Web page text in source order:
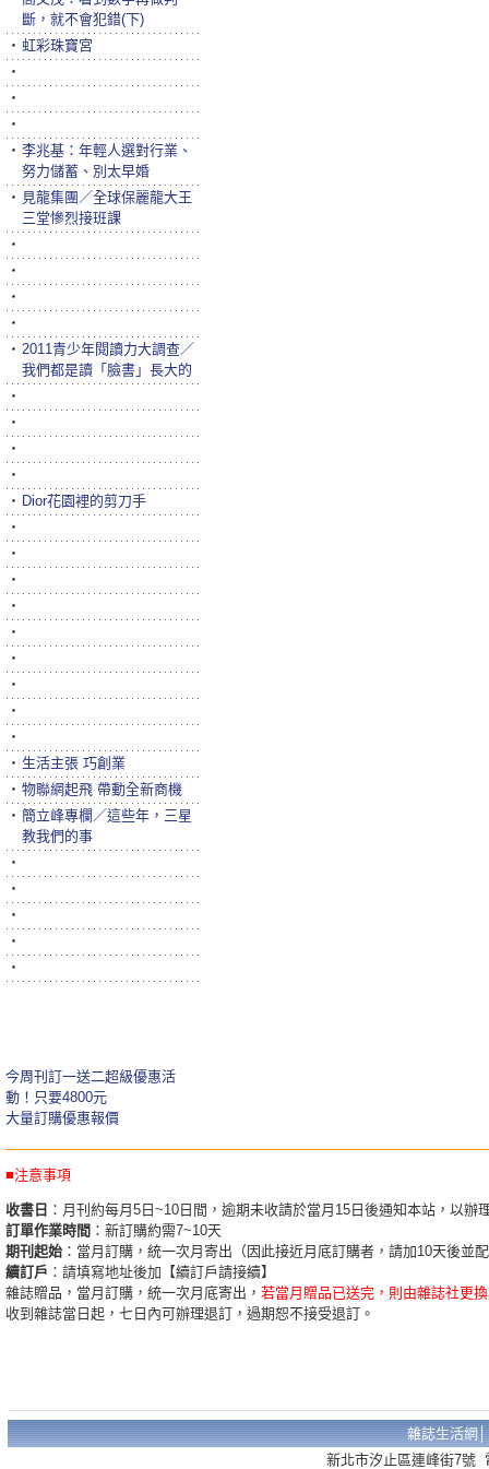
斷，就不會犯錯(下)
‧ 虹彩珠寶宮
‧
‧
‧
‧ 李兆基：年輕人選對行業、
努力儲蓄、別太早婚
‧ 見龍集團／全球保麗龍大王
三堂慘烈接班課
‧
‧
‧
‧
‧ 2011青少年閱讀力大調查／
我們都是讀「臉書」長大的
‧
‧
‧
‧
‧ Dior花園裡的剪刀手
‧
‧
‧
‧
‧
‧
‧
‧
‧
‧ 生活主張 巧創業
‧ 物聯網起飛 帶動全新商機
‧ 簡立峰專欄／這些年，三星
教我們的事
‧
‧
‧
‧
‧
今周刊訂一送二超級優惠活
動！只要4800元
大量訂購優惠報價
■注意事項
收書日 ：月刊約每月5日~10日間，逾期未收請於當月15日後通知本站，以辦
訂單作業時間 ：新訂購約需7~10天
期刊起始 ：當月訂購，統一次月寄出（因此接近月底訂購者，請加10天後並
續訂戶 ：請填寫地址後加【續訂戶請接續】
雜誌贈品，當月訂購，統一次月底寄出， 若當月贈品已送完，則由雜誌社更
收到雜誌當日起，七日內可辦理退訂，過期恕不接受退訂。
雜誌生活網
新北市汐止區連峰街7號